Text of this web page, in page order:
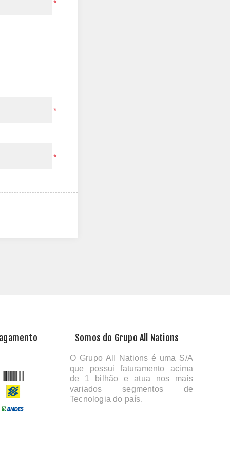
*
*
*
Somos do Grupo All Nations
O Grupo All Nations é uma S/A
que possui faturamento acima
de 1 bilhão e atua nos mais
variados segmentos de
Tecnologia do país.